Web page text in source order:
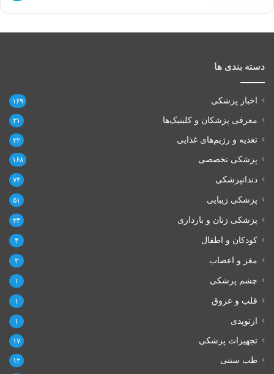
دسته بندی ها
اخبار پزشکی ۱۶۹
معرفی پزشکان و کلینیک‌ها ۳۱
تغذیه و رژیم‌های غذایی ۲۲
پزشکی تخصصی ۱۶۸
دندانپزشکی ۷۴
پزشکی زیبایی ۵۱
پزشکی زنان و بارداری ۳۳
کودکان و اطفال ۴
مغز و اعصاب ۳
چشم پزشکی ۱
قلب و عروق ۱
ارتوپدی ۱
تجهیزات پزشکی ۱۷
طب سنتی ۱۲